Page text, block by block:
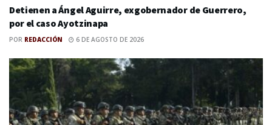
Detienen a Ángel Aguirre, exgobernador de Guerrero,
por el caso Ayotzinapa
POR REDACCIÓN 6 DE AGOSTO DE 2026